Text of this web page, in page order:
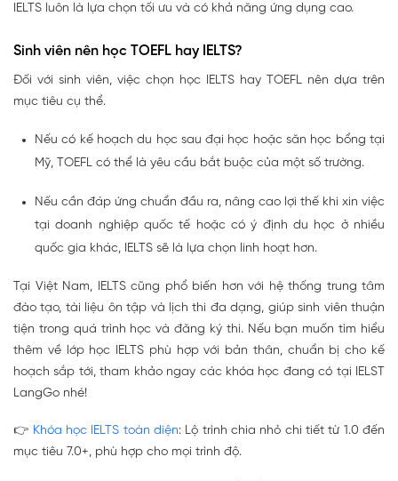
IELTS luôn là lựa chọn tối ưu và có khả năng ứng dụng cao.
Sinh viên nên học TOEFL hay IELTS?
Đối với sinh viên, việc chọn học IELTS hay TOEFL nên dựa trên
mục tiêu cụ thể.
Nếu có kế hoạch du học sau đại học hoặc săn học bổng tại
Mỹ, TOEFL có thể là yêu cầu bắt buộc của một số trường.
Nếu cần đáp ứng chuẩn đầu ra, nâng cao lợi thế khi xin việc
tại doanh nghiệp quốc tế hoặc có ý định du học ở nhiều
quốc gia khác, IELTS sẽ là lựa chọn linh hoạt hơn.
Tại Việt Nam, IELTS cũng phổ biến hơn với hệ thống trung tâm
đào tạo, tài liệu ôn tập và lịch thi đa dạng, giúp sinh viên thuận
tiện trong quá trình học và đăng ký thi. Nếu bạn muốn tìm hiểu
thêm về lớp học IELTS phù hợp với bản thân, chuẩn bị cho kế
hoạch sắp tới, tham khảo ngay các khóa học đang có tại IELST
LangGo nhé!
👉 Khóa học IELTS toàn diện: Lộ trình chia nhỏ chi tiết từ 1.0 đến
mục tiêu 7.0+, phù hợp cho mọi trình độ.